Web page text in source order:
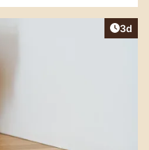
3d